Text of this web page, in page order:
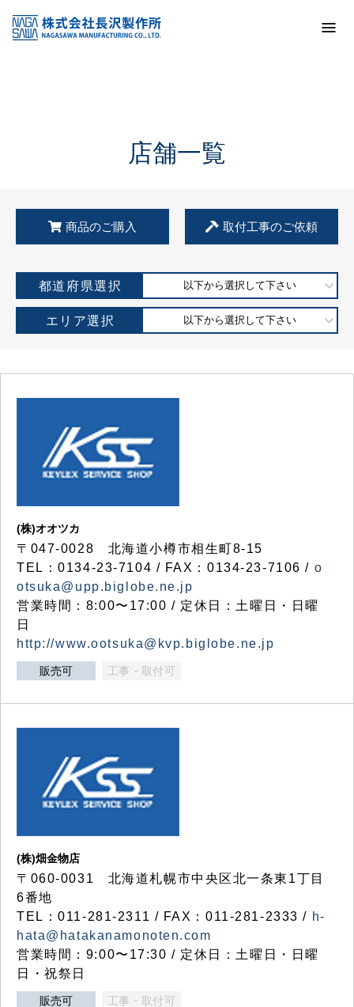
KSS加盟店・取扱店情報
店舗一覧
店舗一覧
商品のご購入 取付工事のご依頼
都道府県選択 以下から選択して下さい
エリア選択 以下から選択して下さい
(株)オオツカ
〒047-0028 北海道小樽市相生町8-15
TEL：0134-23-7104 / FAX：0134-23-7106 / o
otsuka@upp.biglobe.ne.jp
営業時間：8:00〜17:00 / 定休日：土曜日・日曜
日
http://www.ootsuka@kvp.biglobe.ne.jp
販売可 工事・取付可
(株)畑金物店
〒060-0031 北海道札幌市中央区北一条東1丁目
6番地
TEL：011-281-2311 / FAX：011-281-2333 / h-
hata@hatakanamonoten.com
営業時間：9:00〜17:30 / 定休日：土曜日・日曜
日・祝祭日
販売可 工事・取付可